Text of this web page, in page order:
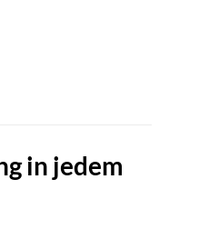
in jedem